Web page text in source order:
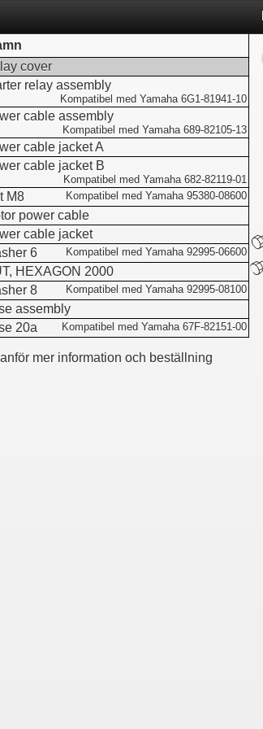
cover
relay assembly
Kompatibel med Yamaha 6G1-81941-10
cable assembly
Kompatibel med Yamaha 689-82105-13
cable jacket A
cable jacket B
Kompatibel med Yamaha 682-82119-01
M8 Kompatibel med Yamaha 95380-08600
power cable
cable jacket
6 Kompatibel med Yamaha 92995-06600
HEXAGON 2000
8 Kompatibel med Yamaha 92995-08100
assembly
20a Kompatibel med Yamaha 67F-82151-00
mer information och beställning